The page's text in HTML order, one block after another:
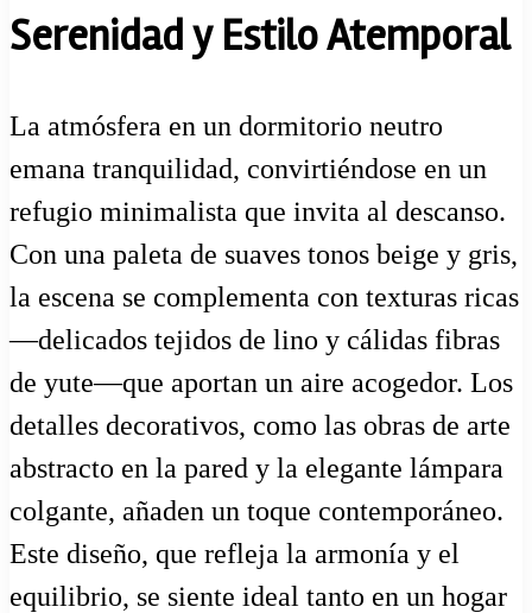
Serenidad y Estilo Atemporal
La atmósfera en un dormitorio neutro
emana tranquilidad, convirtiéndose en un
refugio minimalista que invita al descanso.
Con una paleta de suaves tonos beige y gris,
la escena se complementa con texturas ricas
—delicados tejidos de lino y cálidas fibras
de yute—que aportan un aire acogedor. Los
detalles decorativos, como las obras de arte
abstracto en la pared y la elegante lámpara
colgante, añaden un toque contemporáneo.
Este diseño, que refleja la armonía y el
equilibrio, se siente ideal tanto en un hogar